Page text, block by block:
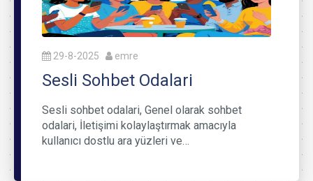
29-8-2025 emre
Sesli Sohbet Odalari
Sesli sohbet odalari, Genel olarak sohbet
odalari, İletişimi kolaylaştırmak amacıyla
kullanıcı dostlu ara yüzleri ve…